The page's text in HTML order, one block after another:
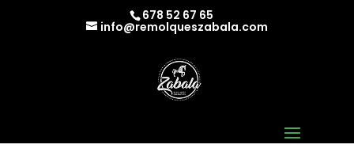
678 52 67 65
info@remolqueszabala.com